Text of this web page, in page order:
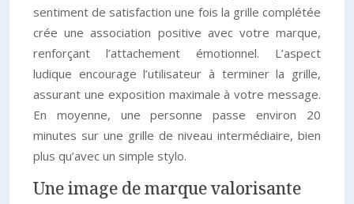
sentiment de satisfaction une fois la grille complétée
crée une association positive avec votre marque,
renforçant l’attachement émotionnel. L’aspect
ludique encourage l’utilisateur à terminer la grille,
assurant une exposition maximale à votre message.
En moyenne, une personne passe environ 20
minutes sur une grille de niveau intermédiaire, bien
plus qu’avec un simple stylo.
Une image de marque valorisante